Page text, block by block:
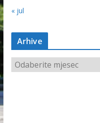
« jul
Arhive
A
r